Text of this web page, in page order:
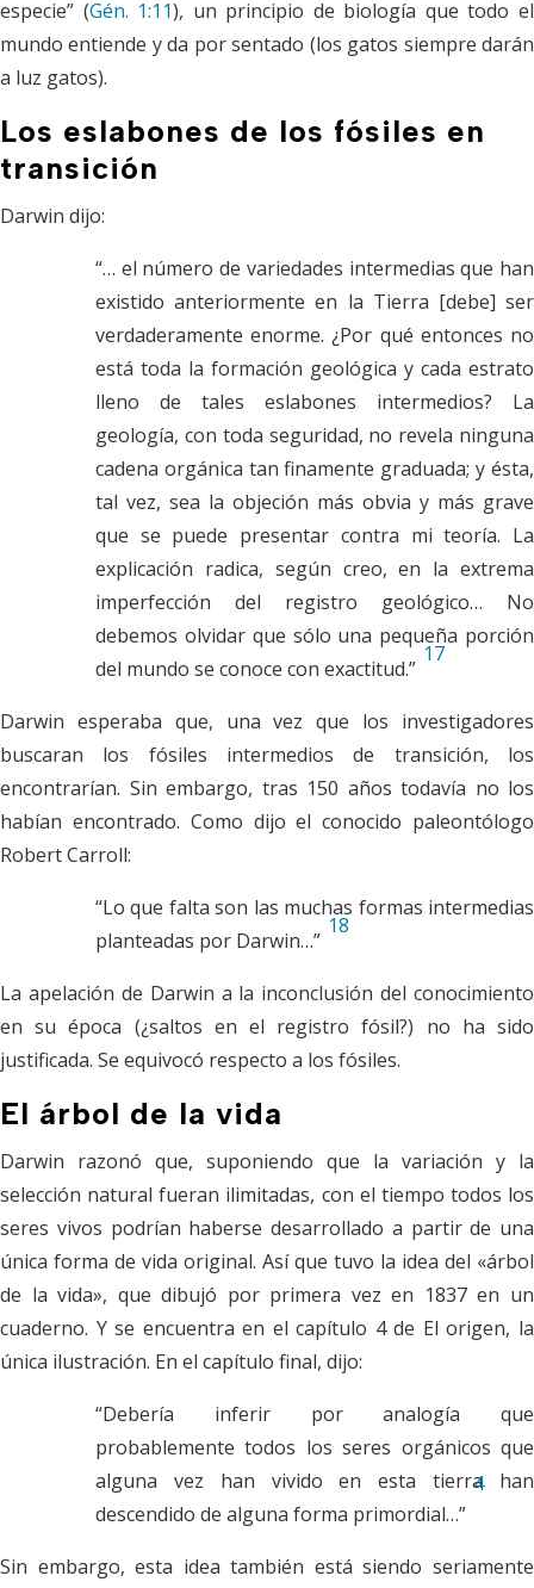
especie” (Gén. 1:11), un principio de biología que todo el
mundo entiende y da por sentado (los gatos siempre darán
a luz gatos).
Los eslabones de los fósiles en
transición
Darwin dijo:
“… el número de variedades intermedias que han
existido anteriormente en la Tierra [debe] ser
verdaderamente enorme. ¿Por qué entonces no
está toda la formación geológica y cada estrato
lleno de tales eslabones intermedios? La
geología, con toda seguridad, no revela ninguna
cadena orgánica tan finamente graduada; y ésta,
tal vez, sea la objeción más obvia y más grave
que se puede presentar contra mi teoría. La
explicación radica, según creo, en la extrema
imperfección del registro geológico… No
debemos olvidar que sólo una pequeña porción
del mundo se conoce con exactitud.”
17
Darwin esperaba que, una vez que los investigadores
buscaran los fósiles intermedios de transición, los
encontrarían. Sin embargo, tras 150 años todavía no los
habían encontrado. Como dijo el conocido paleontólogo
Robert Carroll:
“Lo que falta son las muchas formas intermedias
planteadas por Darwin…”
18
La apelación de Darwin a la inconclusión del conocimiento
en su época (¿saltos en el registro fósil?) no ha sido
justificada. Se equivocó respecto a los fósiles.
El árbol de la vida
Darwin razonó que, suponiendo que la variación y la
selección natural fueran ilimitadas, con el tiempo todos los
seres vivos podrían haberse desarrollado a partir de una
única forma de vida original. Así que tuvo la idea del «árbol
de la vida», que dibujó por primera vez en 1837 en un
cuaderno. Y se encuentra en el capítulo 4 de El origen, la
única ilustración. En el capítulo final, dijo:
“Debería inferir por analogía que
probablemente todos los seres orgánicos que
alguna vez han vivido en esta tierra han
descendido de alguna forma primordial…”
4
Sin embargo, esta idea también está siendo seriamente